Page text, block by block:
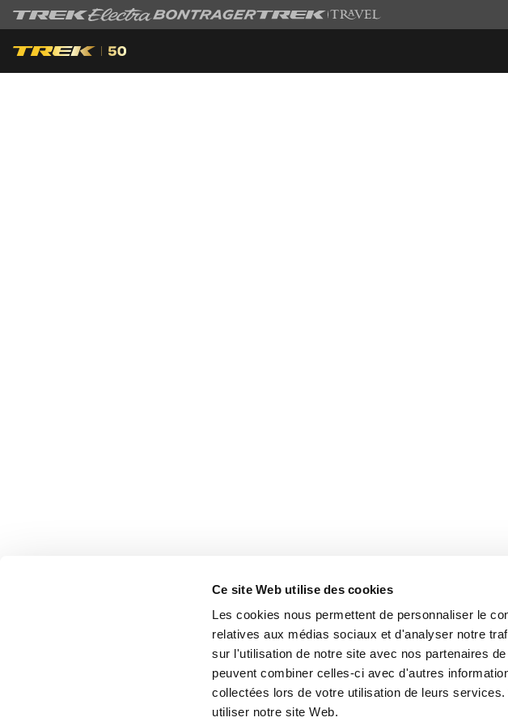
Ce site Web utilise des cookies
Les cookies nous permettent de personnaliser le
relatives aux médias sociaux et d'analyser notre
sur l'utilisation de notre site avec nos partenaires
peuvent combiner celles-ci avec d'autres
collectées lors de votre utilisation de leurs
utiliser notre site Web.